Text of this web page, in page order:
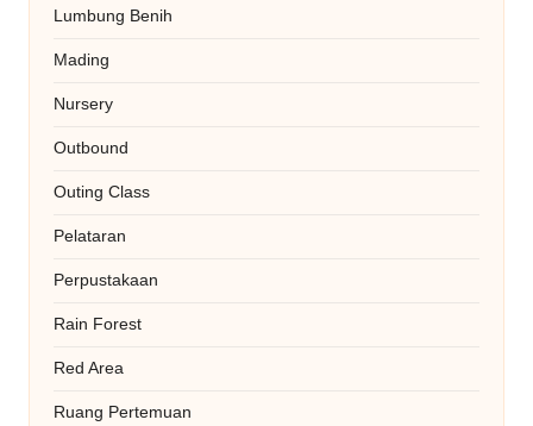
Lumbung Benih
Mading
Nursery
Outbound
Outing Class
Pelataran
Perpustakaan
Rain Forest
Red Area
Ruang Pertemuan